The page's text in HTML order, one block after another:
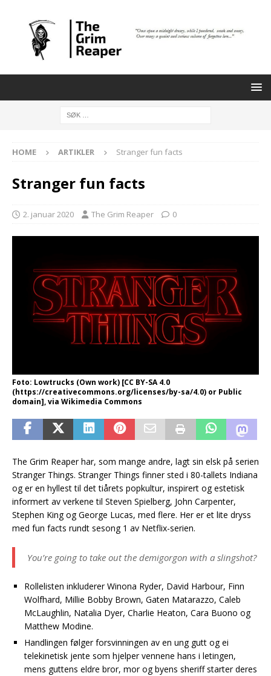
HOME ARTIKLER Stranger fun facts
Stranger fun facts
2. januar 2020 The Grim Reaper 0
Foto: Lowtrucks (Own work) [CC BY-SA 4.0
(https://creativecommons.org/licenses/by-sa/4.0) or Public
domain], via Wikimedia Commons
The Grim Reaper har, som mange andre, lagt sin elsk på serien
Stranger Things. Stranger Things finner sted i 80-tallets Indiana
og er en hyllest til det tiårets popkultur, inspirert og estetisk
informert av verkene til Steven Spielberg, John Carpenter,
Stephen King og George Lucas, med flere. Her er et lite dryss
med fun facts rundt sesong 1 av Netflix-serien.
You’re going to take out the demigorgon with a slingshot?
Rollelisten inkluderer Winona Ryder, David Harbour, Finn
Wolfhard, Millie Bobby Brown, Gaten Matarazzo, Caleb
McLaughlin, Natalia Dyer, Charlie Heaton, Cara Buono og
Matthew Modine.
Handlingen følger forsvinningen av en ung gutt og ei
telekinetisk jente som hjelper vennene hans i letingen,
mens guttens eldre bror, mor og byens sheriff starter deres